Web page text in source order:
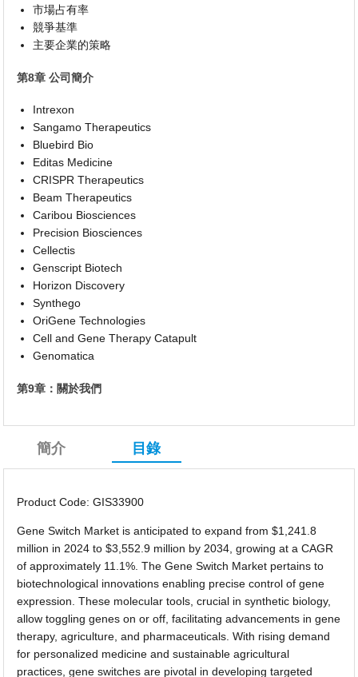
市場占有率
競爭基準
主要企業的策略
第8章 公司簡介
Intrexon
Sangamo Therapeutics
Bluebird Bio
Editas Medicine
CRISPR Therapeutics
Beam Therapeutics
Caribou Biosciences
Precision Biosciences
Cellectis
Genscript Biotech
Horizon Discovery
Synthego
OriGene Technologies
Cell and Gene Therapy Catapult
Genomatica
第9章：關於我們
簡介 目錄
Product Code: GIS33900
Gene Switch Market is anticipated to expand from $1,241.8
million in 2024 to $3,552.9 million by 2034, growing at a CAGR
of approximately 11.1%. The Gene Switch Market pertains to
biotechnological innovations enabling precise control of gene
expression. These molecular tools, crucial in synthetic biology,
allow toggling genes on or off, facilitating advancements in gene
therapy, agriculture, and pharmaceuticals. With rising demand
for personalized medicine and sustainable agricultural
practices, gene switches are pivotal in developing targeted